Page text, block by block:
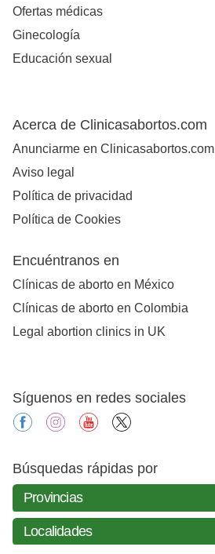
Ofertas médicas
Ginecología
Educación sexual
Acerca de Clinicasabortos.com
Anunciarme en Clinicasabortos.com
Aviso legal
Política de privacidad
Política de Cookies
Encuéntranos en
Clínicas de aborto en México
Clínicas de aborto en Colombia
Legal abortion clinics in UK
Síguenos en redes sociales
facebookinstagramyoutube
Búsquedas rápidas por